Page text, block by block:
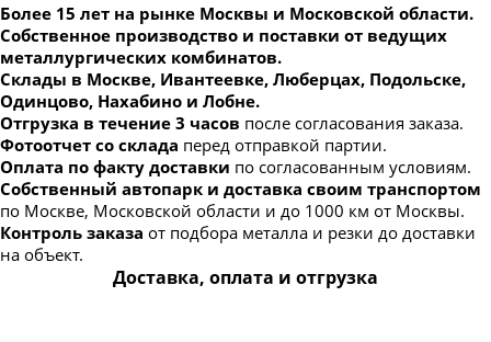
Более 15 лет на рынке Москвы и Московской области.
Собственное производство и поставки от ведущих
металлургических комбинатов.
Склады в Москве, Ивантеевке, Люберцах, Подольске,
Одинцово, Нахабино и Лобне.
Отгрузка в течение 3 часов после согласования заказа.
Фотоотчет со склада перед отправкой партии.
Оплата по факту доставки по согласованным условиям.
Собственный автопарк и доставка своим транспортом
по Москве, Московской области и до 1000 км от Москвы.
Контроль заказа от подбора металла и резки до доставки
на объект.
Доставка, оплата и отгрузка